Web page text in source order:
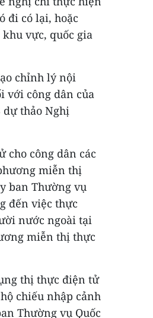
đi có lại, hoặc
vực, quốc gia
chỉnh lý nội
với công dân của
thảo Nghị
công dân các
miễn thị
ban Thường vụ
đến việc thực
nước ngoài tại
miễn thị thực
thị thực điện tử
chiếu nhập cảnh
Thường vụ Quốc